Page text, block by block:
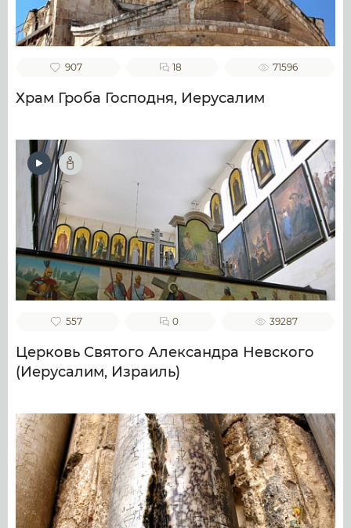
907 18 71596
Храм Гроба Господня, Иерусалим
557 0 39287
Церковь Святого Александра Невского
(Иерусалим, Израиль)